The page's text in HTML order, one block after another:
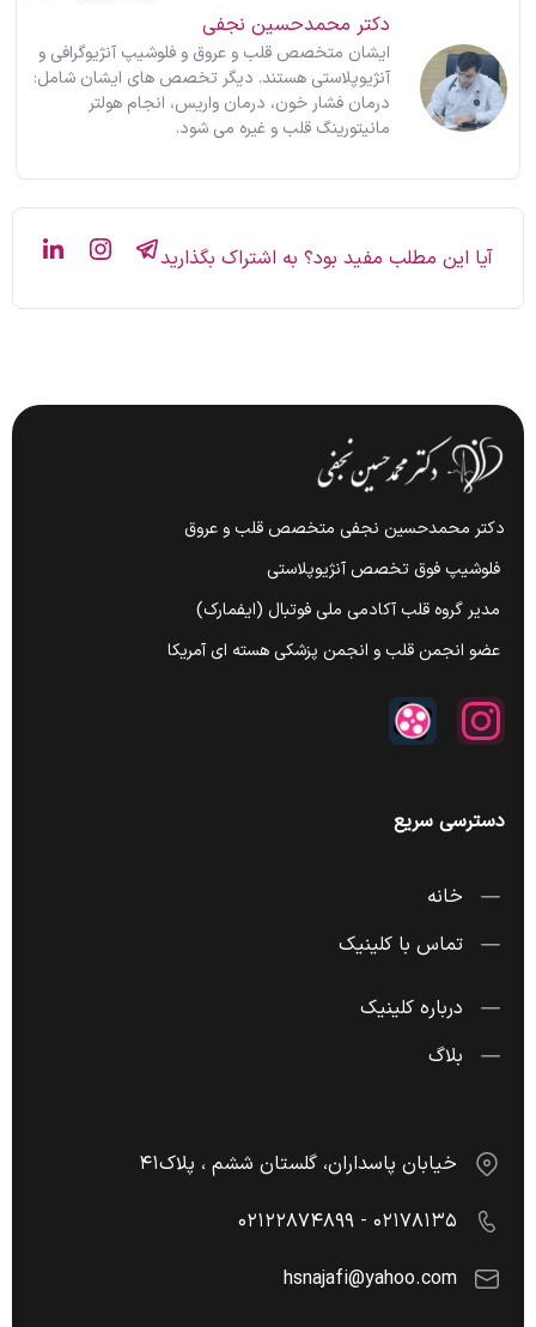
دکتر محمدحسین نجفی
ایشان متخصص قلب و عروق و فلوشیپ آنژیوگرافی و
آنژیوپلاستی هستند. دیگر تخصص های ایشان شامل:
درمان فشار خون، درمان واریس، انجام هولتر
مانیتورینگ قلب و غیره می شود.
آیا این مطلب مفید بود؟ به اشتراک بگذارید
دکتر محمدحسین نجفی متخصص قلب و عروق
فلوشیپ فوق تخصص آنژیوپلاستی
مدیر گروه قلب آکادمی ملی فوتبال (ایفمارک)
عضو انجمن قلب و انجمن پزشکی هسته ای آمریکا
دسترسی سریع
خانه
تماس با کلینیک
درباره کلینیک
بلاگ
خیابان پاسداران، گلستان ششم ، پلاک۴۱
۰۲۱۷۸۱۳۵ - ۰۲۱۲۲۸۷۴۸۹۹
hsnajafi@yahoo.com